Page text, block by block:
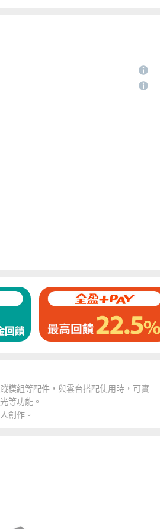
模組等配件，與雲台搭配使用時，可實
等功能。
創作。